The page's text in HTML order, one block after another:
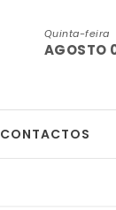
Quinta-feira
AGOSTO
CONTACTOS